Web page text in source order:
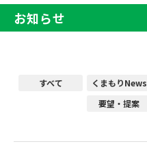
お知らせ
すべて くまもりNews
要望・提案